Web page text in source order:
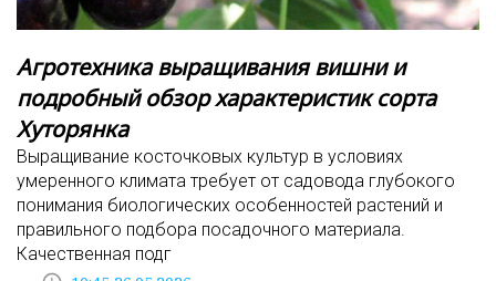
Агротехника выращивания вишни и
подробный обзор характеристик сорта
Хуторянка
Выращивание косточковых культур в условиях
умеренного климата требует от садовода глубокого
понимания биологических особенностей растений и
правильного подбора посадочного материала.
Качественная подг